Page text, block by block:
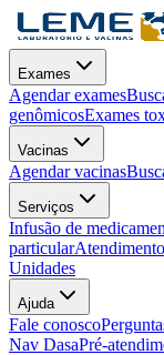
Exames
Agendar exames
genômicosExames
Vacinas
Agendar vacinas
Serviços
Infusão de
particular
Unidades
Ajuda
Fale conosco
Nav DasaPré-